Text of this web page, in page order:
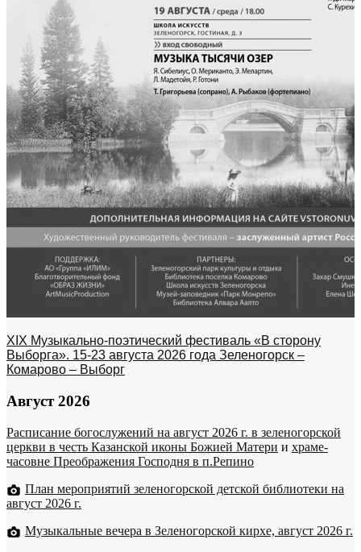
XIX Музыкально-поэтический фестиваль «В сторону
Выборга». 15-23 августа 2026 года Зеленогорск –
Комарово – Выборг
Август 2026
Расписание богослужений на август 2026 г. в зеленогорской
церкви в честь Казанской иконы Божией Матери и храме-
часовне Преображения Господня в п.Репино
План мероприятий зеленогорской детской библиотеки на
август 2026 г.
Музыкальные вечера в Зеленогорской кирхе, август 2026 г.